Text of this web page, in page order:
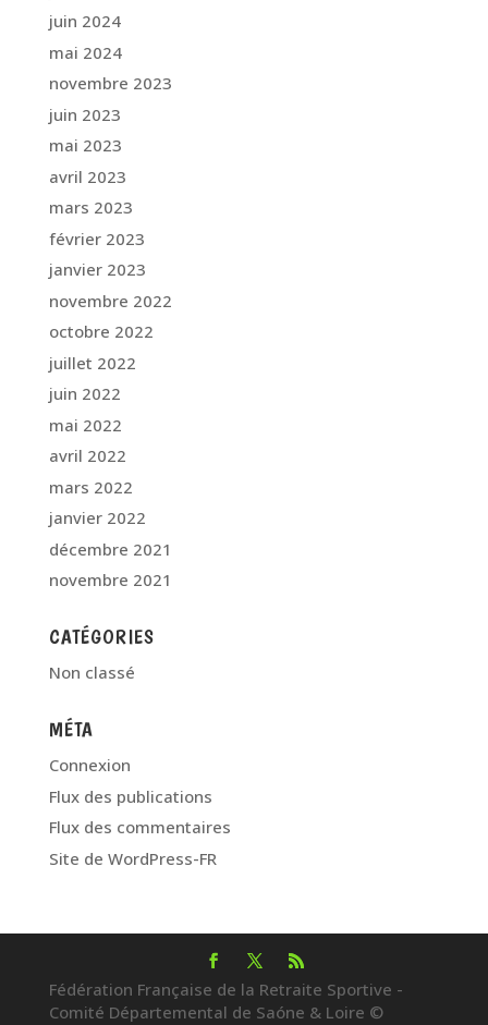
juin 2024
mai 2024
novembre 2023
juin 2023
mai 2023
avril 2023
mars 2023
février 2023
janvier 2023
novembre 2022
octobre 2022
juillet 2022
juin 2022
mai 2022
avril 2022
mars 2022
janvier 2022
décembre 2021
novembre 2021
CATÉGORIES
Non classé
MÉTA
Connexion
Flux des publications
Flux des commentaires
Site de WordPress-FR
Fédération Française de la Retraite Sportive -
Comité Départemental de Saóne & Loire ©